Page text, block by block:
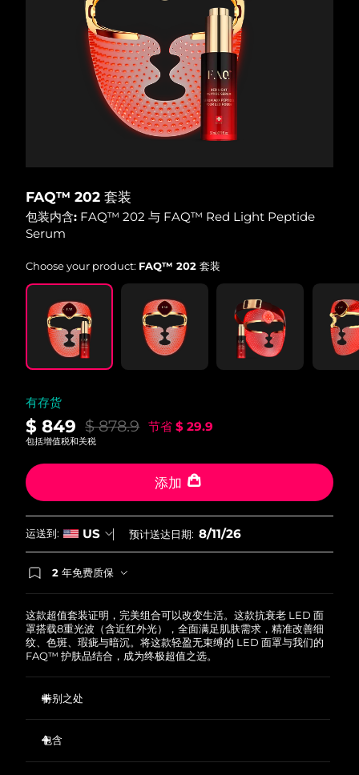
FAQ™ 202 套装
包装内含: FAQ™ 202 与 FAQ™ Red Light Peptide
Serum
Choose your product: FAQ™ 202 套装
有存货
$ 849 $ 878.9 节省 $ 29.9
包括增值税和关税
添加
运送到: US 预计送达日期: 8/11/26
2 年免费质保
这款超值套装证明，完美组合可以改变生活。这款抗衰老 LED 面
罩搭载8重光波（含近红外光），全面满足肌肤需求，精准改善细
纹、色斑、瑕疵与暗沉。将这款轻盈无束缚的 LED 面罩与我们的
FAQ™ 护肤品结合，成为终极超值之选。
特别之处
经临床验证，仅需两周即可显著改善肌肤紧致度和弹性。
短短两周内，痘痘减少 48%，皮脂减少 18%。
包含